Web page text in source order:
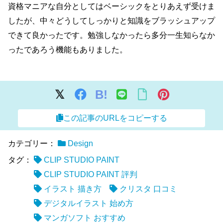
資格マニアな自分としてはベーシックをとりあえず受けま
したが、中々どうしてしっかりと知識をブラッシュアップ
できて良かったです。勉強しなかったら多分一生知らなか
ったであろう機能もありました。
B!
この記事のURLをコピーする
カテゴリー：
Design
タグ：
CLIP STUDIO PAINT
CLIP STUDIO PAINT 評判
イラスト 描き方
クリスタ 口コミ
デジタルイラスト 始め方
マンガソフト おすすめ